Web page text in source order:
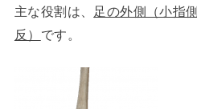
主な役割は、 足の外側（小指
反） です。